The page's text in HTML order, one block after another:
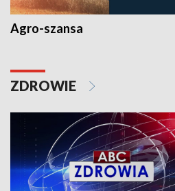
Agro-szansa
ZDROWIE